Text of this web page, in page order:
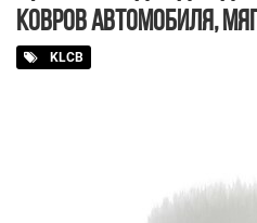
КОВРОВ АВТОМОБИЛЯ,
KLCB